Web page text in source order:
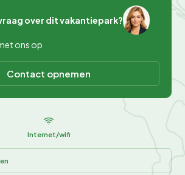
over dit vakantiepark?
ons op
Contact opnemen
Internet/wifi